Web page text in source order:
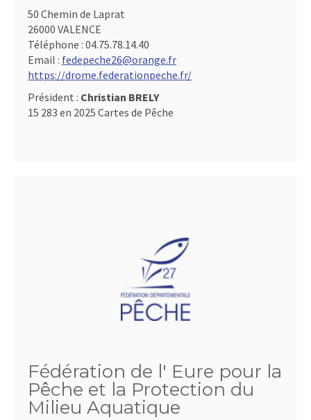
50 Chemin de Laprat
26000 VALENCE
Téléphone : 04.75.78.14.40
Email : fedepeche26@orange.fr
https://drome.federationpeche.fr/
Président : Christian BRELY
15 283 en 2025 Cartes de Pêche
Fédération de l' Eure pour la
Pêche et la Protection du
Milieu Aquatique